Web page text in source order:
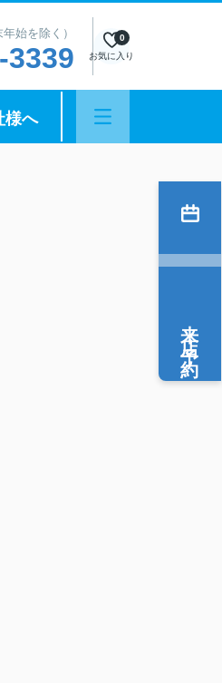
始を除く）
3339 お気に入り
0
様へ
来店予約